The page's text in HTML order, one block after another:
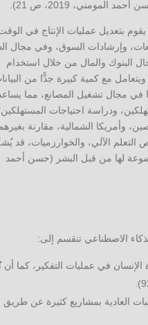
2019، ص 21).
بتعديل عمليات الإنتاج في
وإرشادات السوق، وفي مجال
البنوك والمال من خلال استخدام
مع كمية كبيرة جدًّا من
في مجال تشغيل المصانع، مما
ودراسة احتياجات
الشمالية، مقارنة
الآلي، والخوارزميات، قد
لها من قبل البشر (حسن أحمد
في عمليات التفكير، كما أن
العادية بمشاريع كثيرة عن طريق